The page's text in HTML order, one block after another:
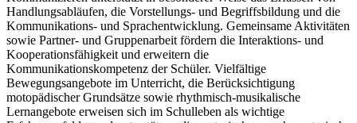
Handlungsabläufen, die Vorstellungs- und Begriffsbildung und die
Kommunikations- und Sprachentwicklung. Gemeinsame Aktivitäten
sowie Partner- und Gruppenarbeit fördern die Interaktions- und
Kooperationsfähigkeit und erweitern die
Kommunikationskompetenz der Schüler. Vielfältige
Bewegungsangebote im Unterricht, die Berücksichtigung
motopädischer Grundsätze sowie rhythmisch-musikalische
Lernangebote erweisen sich im Schulleben als wichtige